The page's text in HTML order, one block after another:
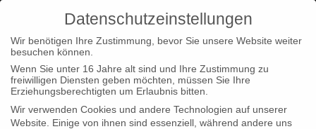
Home Loc Loc|Home
BEFORE THE LAST CURTAIN
FALLS nominated for “Best Documentary” at Mix Copenhagen
Datenschutzeinstellungen
Wir benötigen Ihre Zustimmung, bevor Sie unsere Website weiter
besuchen können.
Wenn Sie unter 16 Jahre alt sind und Ihre Zustimmung zu
freiwilligen Diensten geben möchten, müssen Sie Ihre
Erziehungsberechtigten um Erlaubnis bitten.
Wir verwenden Cookies und andere Technologien auf unserer
Website. Einige von ihnen sind essenziell, während andere uns